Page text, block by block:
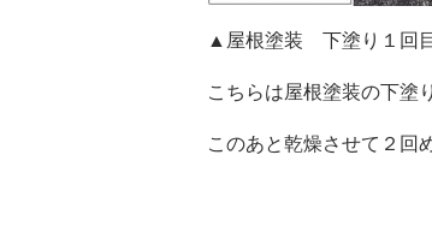
▲屋根塗装 下塗り１回目
こちらは屋根塗装の下塗
このあと乾燥させて２回